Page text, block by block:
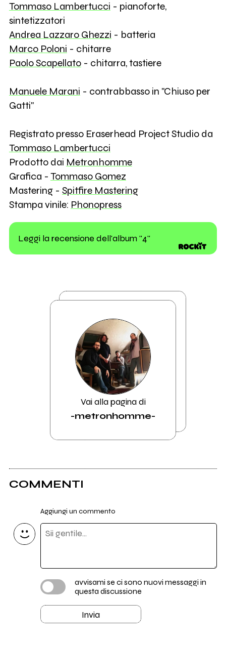
Tommaso Lambertucci - pianoforte,
sintetizzatori
Andrea Lazzaro Ghezzi - batteria
Marco Poloni - chitarre
Paolo Scapellato- chitarra, tastiere
Manuele Marani - contrabbasso in "Chiuso per
Gatti"
Registrato presso Eraserhead Project Studio da
Tommaso Lambertucci
Prodotto dai Metronhomme
Grafica - Tommaso Gomez
Mastering - Spitfire Mastering
Stampa vinile: Phonopress
Leggi la recensione dell'album "4"
Vai alla pagina di
-metronhomme-
COMMENTI
Aggiungi un commento
avvisami se ci sono nuovi messaggi in
questa discussione
Invia